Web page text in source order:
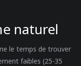
naturel
le temps de trouver
faibles (25-35